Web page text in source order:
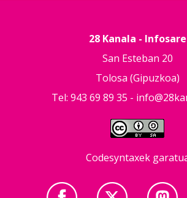
28 Kanala - Infosare
San Esteban 20
Tolosa (Gipuzkoa)
Tel: 943 69 89 35 -
Codesyntaxek